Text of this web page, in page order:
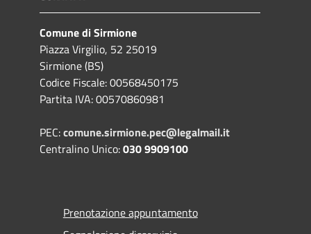
Comune di Sirmione
Piazza Virgilio, 52 25019
Sirmione (BS)
Codice Fiscale: 00568450175
Partita IVA: 00570860981
PEC:comune.sirmione.pec@legalmail.it
Centralino Unico:030 9909100
Prenotazione appuntamento